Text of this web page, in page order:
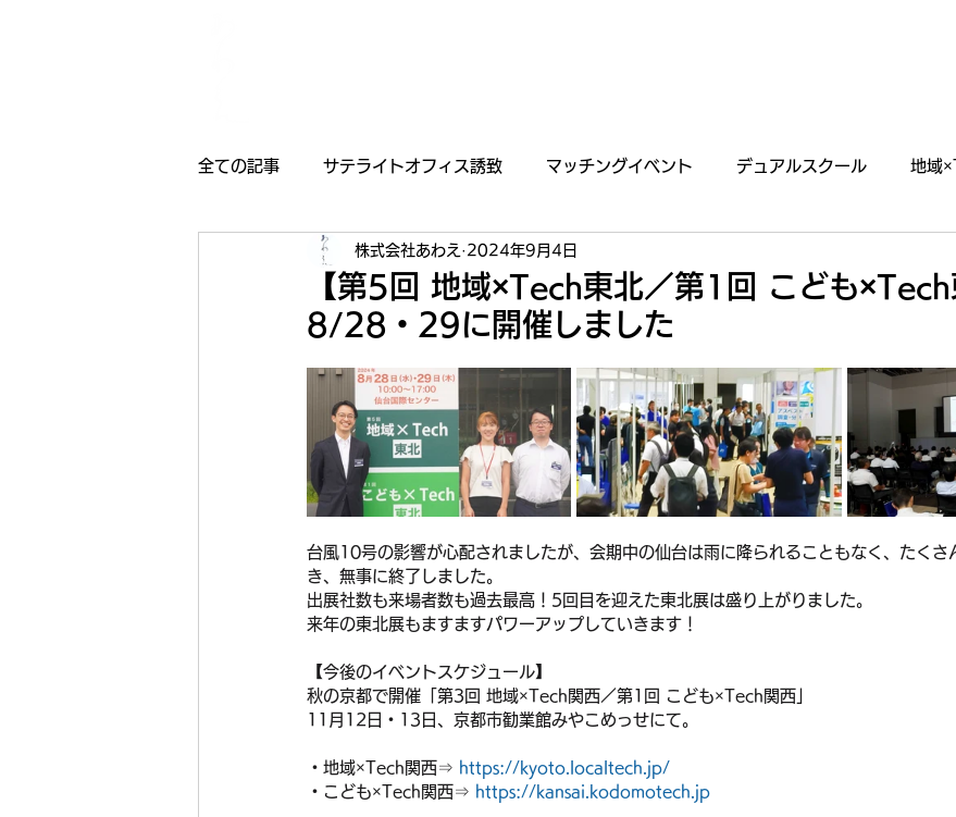
全ての記事 サテライトオフィス誘致 マッチングイベント デュアルスクール 地域
受賞歴 お知らせ 掲載・出演情報
【第5回 地域×Tech東北／第1回 こども×Tech
8/28・29に開催しました
株式会社あわえ 2024年9月4日
台風10号の影響が心配されましたが、会期中の仙台は雨に降られることもなく、たくさ
き、無事に終了しました。
出展社数も来場者数も過去最高！5回目を迎えた東北展は盛り上がりました。
来年の東北展もますますパワーアップしていきます！
【今後のイベントスケジュール】
秋の京都で開催「第3回 地域×Tech関西／第1回 こども×Tech関西」
11月12日・13日、京都市勧業館みやこめっせにて。
・地域×Tech関西⇒ https://kyoto.localtech.jp/
・こども×Tech関西⇒ https://kansai.kodomotech.jp